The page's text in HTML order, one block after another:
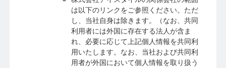
は以下のリンクをご参照ください。ただ
し、当社自身は除きます。（なお、共同
利用者には外国に存在する法人が含ま
れ、必要に応じて上記個人情報を共同利
用いたします。なお、当社および共同利
用者が外国において個人情報を取り扱う